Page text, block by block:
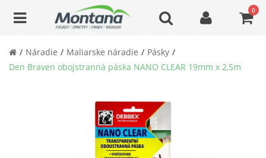
0
Náradie Maliarske náradie
Pásky
Den Braven obojstranná páska NANO CLEAR 19mm x 2,5m